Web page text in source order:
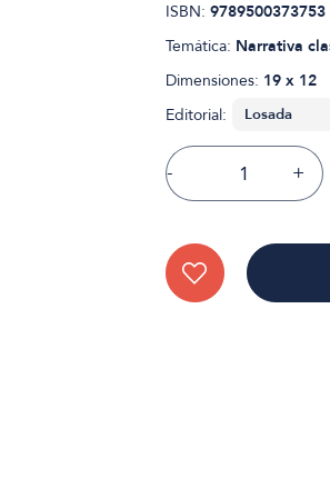
ISBN: 9789500373753
Temática: Narrativa
Dimensiones: 19 x 12
Editorial:
- +